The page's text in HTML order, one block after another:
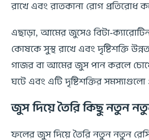
রাখে এবং রাতকানা রোগ প্রতিরোধ
এছাড়া, আমের জুসেও বিটা-
কোষকে সুস্থ রাখে এবং দৃষ্টিশক্তি
গাজর বা আমের জুস পান করলে চোখের
ঘটে এবং এটি দৃষ্টিশক্তির সমস্যাগুলো
জুস দিয়ে তৈরি কিছু নতুন
ফলের জুস দিয়ে তৈরি নতুন নতুন